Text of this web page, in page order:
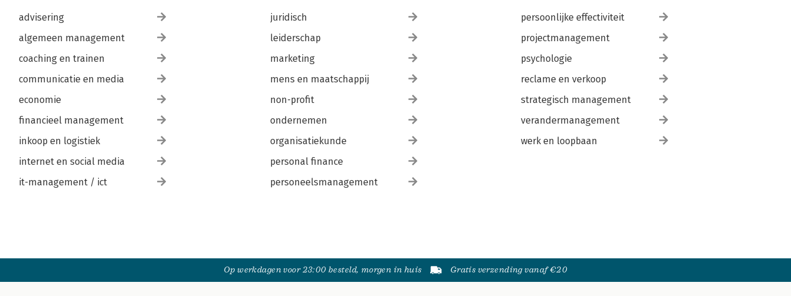
advisering
algemeen management
coaching en trainen
communicatie en media
economie
financieel management
inkoop en logistiek
internet en social media
it-management / ict
juridisch
leiderschap
marketing
mens en maatschappij
non-profit
ondernemen
organisatiekunde
personal finance
personeelsmanagement
persoonlijke effectiviteit
projectmanagement
psychologie
reclame en verkoop
strategisch management
verandermanagement
werk en loopbaan
Op werkdagen voor 23:00 besteld, morgen in huis Gratis verzending vanaf €20